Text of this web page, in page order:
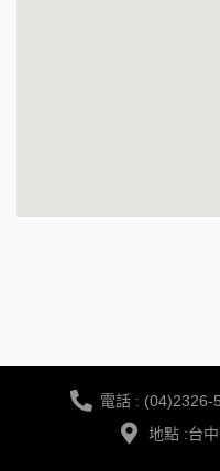
電話 : (04)2326-
地點 :台